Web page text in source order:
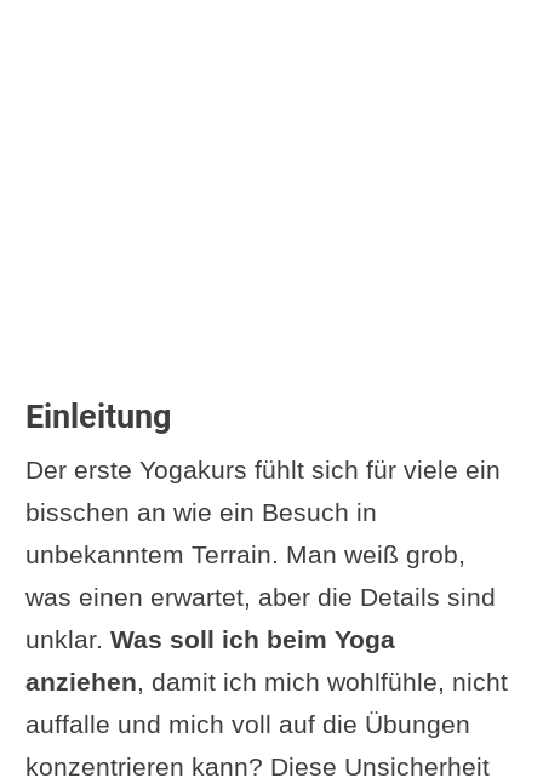
Einleitung
Der erste Yogakurs fühlt sich für viele ein
bisschen an wie ein Besuch in
unbekanntem Terrain. Man weiß grob,
was einen erwartet, aber die Details sind
unklar. Was soll ich beim Yoga
anziehen, damit ich mich wohlfühle, nicht
auffalle und mich voll auf die Übungen
konzentrieren kann? Diese Unsicherheit